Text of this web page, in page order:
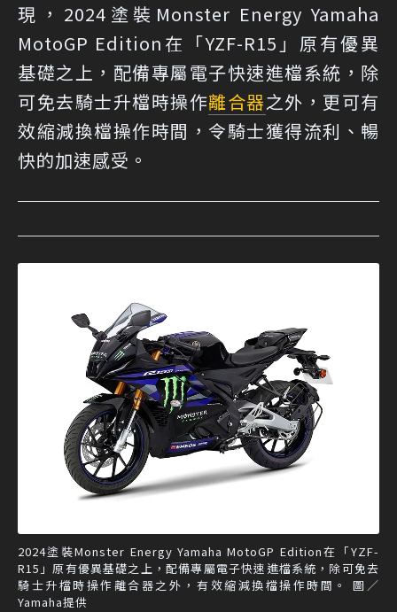
現，2024塗裝Monster Energy Yamaha
MotoGP Edition在「YZF-R15」原有優異
基礎之上，配備專屬電子快速進檔系統，除
可免去騎士升檔時操作離合器之外，更可有
效縮減換檔操作時間，令騎士獲得流利、暢
快的加速感受。
2024塗裝Monster Energy Yamaha MotoGP Edition在「YZF-
R15」原有優異基礎之上，配備專屬電子快速進檔系統，除可免去
騎士升檔時操作離合器之外，有效縮減換檔操作時間。 圖／
Yamaha提供